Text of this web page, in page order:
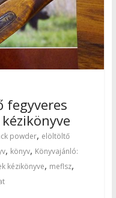
fegyveres
powder, elöltöltő
, könyv, Könyvajánló:
kézikönyve, meflsz,